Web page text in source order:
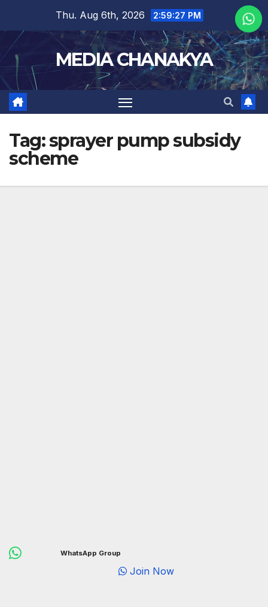
Thu. Aug 6th, 2026 2:59:27 PM
MEDIA CHANAKYA
Tag:sprayer pump subsidy
scheme
WhatsApp Group
Join Now